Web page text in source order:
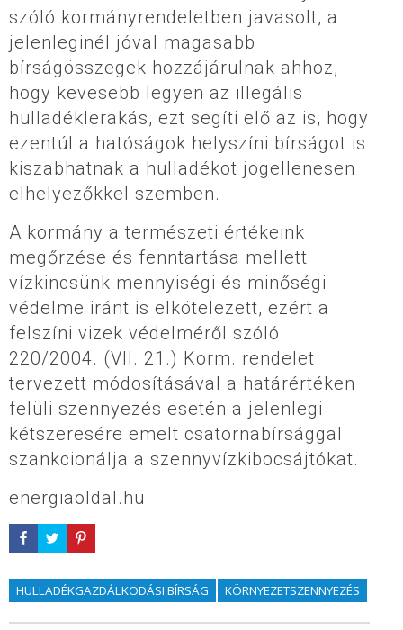
szóló kormányrendeletben javasolt, a
jelenleginél jóval magasabb
bírságösszegek hozzájárulnak ahhoz,
hogy kevesebb legyen az illegális
hulladéklerakás, ezt segíti elő az is, hogy
ezentúl a hatóságok helyszíni bírságot is
kiszabhatnak a hulladékot jogellenesen
elhelyezőkkel szemben.
A kormány a természeti értékeink
megőrzése és fenntartása mellett
vízkincsünk mennyiségi és minőségi
védelme iránt is elkötelezett, ezért a
felszíni vizek védelméről szóló
220/2004. (VII. 21.) Korm. rendelet
tervezett módosításával a határértéken
felüli szennyezés esetén a jelenlegi
kétszeresére emelt csatornabírsággal
szankcionálja a szennyvízkibocsájtókat.
energiaoldal.hu
HULLADÉKGAZDÁLKODÁSI BÍRSÁG KÖRNYEZETSZENNYEZÉS